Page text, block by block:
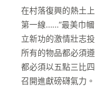
在村落復興的熱土
第一線……“最美巾
立新功的激情壯志
所有的物品都必須
都必須以五點三比
召開進獻磅礴氣力。